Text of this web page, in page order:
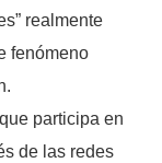
realmente
fenómeno
participa en
de las redes